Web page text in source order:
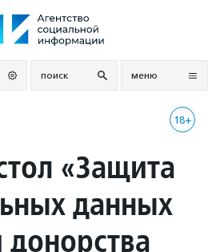
поиск меню
18+
«Защита
данных
донорства